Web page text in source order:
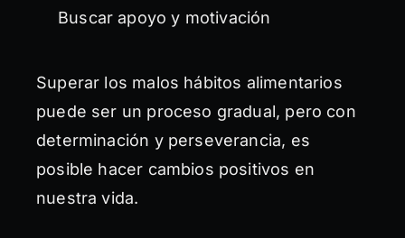
Buscar apoyo y motivación
Superar los malos hábitos alimentarios
puede ser un proceso gradual, pero con
determinación y perseverancia, es
posible hacer cambios positivos en
nuestra vida.